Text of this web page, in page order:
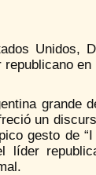
Unidos,
grande
un
gesto de
líder